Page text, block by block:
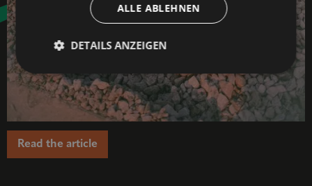
Read the article
ALLE ABLEHNEN
DETAILS ANZEIGEN